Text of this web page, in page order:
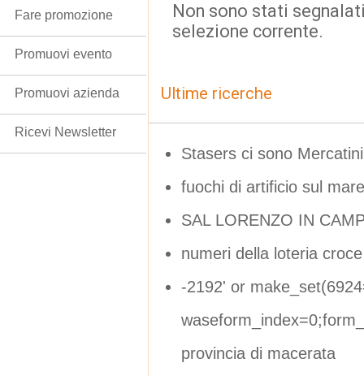
Non sono stati
selezione corrente.
Ultime ricerche
Stasers ci sono
fuochi di artificio sul mare
SAL LORENZO IN
numeri della loteria
-2192' or
provincia di macerata
Fare promozione
Promuovi evento
Promuovi azienda
Ricevi Newsletter